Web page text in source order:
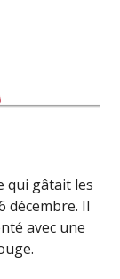
qui gâtait les
décembre. Il
avec une